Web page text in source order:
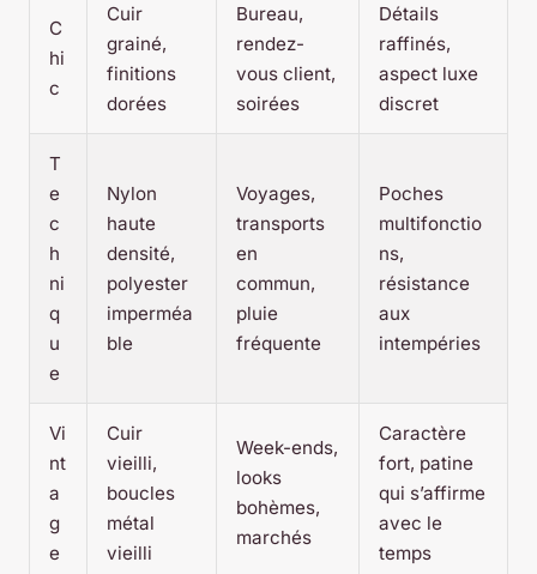
C
hi
c
Cuir
grainé,
finitions
dorées
Bureau,
rendez-
vous client,
soirées
Détails
raffinés,
aspect luxe
discret
T
e
c
h
ni
q
u
e
Nylon
haute
densité,
polyester
imperméa
ble
Voyages,
transports
en
commun,
pluie
fréquente
Poches
multifonctio
ns,
résistance
aux
intempéries
Vi
nt
a
g
e
Cuir
vieilli,
boucles
métal
vieilli
Week-ends,
looks
bohèmes,
marchés
Caractère
fort, patine
qui s’affirme
avec le
temps